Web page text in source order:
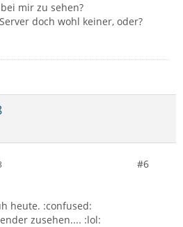
mir zu sehen?
doch wohl keiner, oder?
#6
heute. :confused:
zusehen.... :lol: